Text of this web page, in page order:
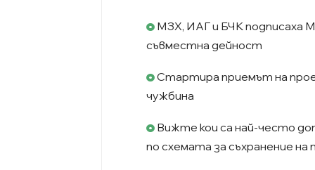
МЗХ, ИАГ и БЧК подписаха
съвместна дейност
Стартира приемът на
чужбина
Вижте кои са най-често
по схемата за съхранение на